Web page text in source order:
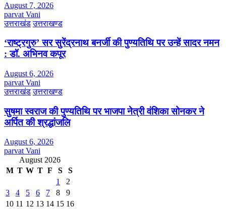
August 7, 2026
parvat Vani
उत्तराखंड उत्तराखण्ड
‘राष्ट्रगुरु’ सर सुरेंद्रनाथ बनर्जी की पुण्यतिथि पर उन्हें सादर नमन
: डॉ. अभिनव कपूर
August 6, 2026
parvat Vani
उत्तराखंड उत्तराखण्ड
सुषमा स्वराज की पुण्यतिथि पर भाजपा नेत्री वंशिका सोनकर ने
अर्पित की श्रद्धांजलि
August 6, 2026
parvat Vani
August 2026
M T W T F S
S
1
2
3
4 5 6 7 8
9
10 11 12 13 14 15 16